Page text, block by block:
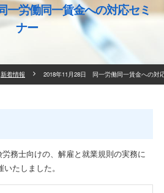
労働同一賃金への対応セミ
ナー
新着情報 2018年11月28日 同一労働同一賃金への対
務士向けの、解雇と就業規則の実務に
たしました。